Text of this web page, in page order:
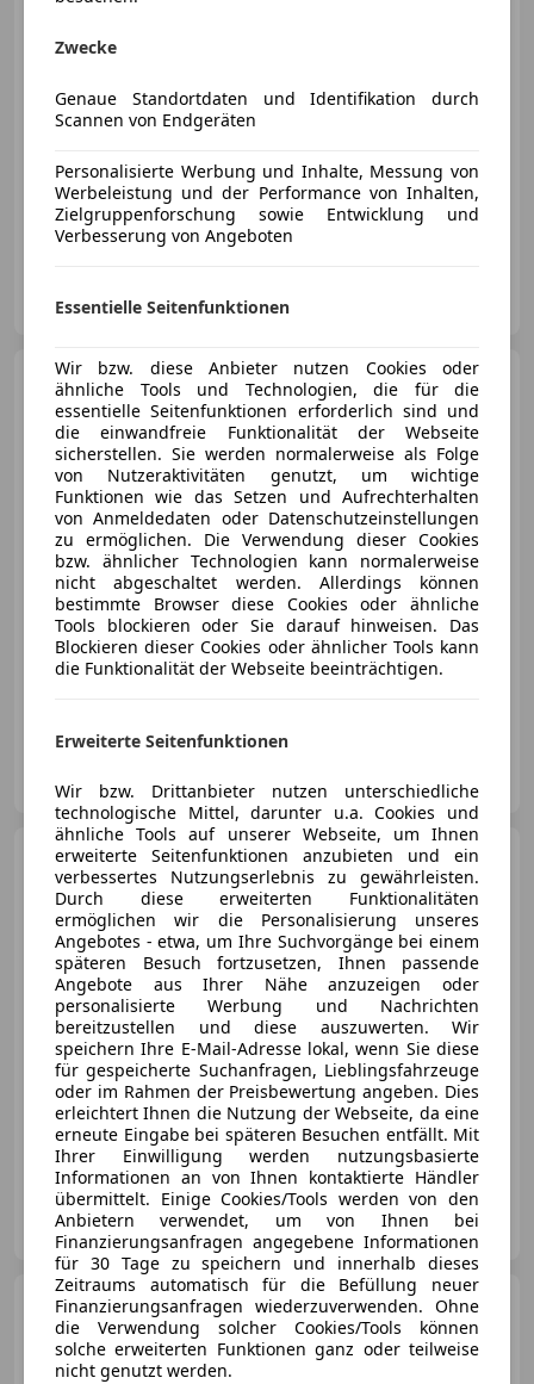
07/2020 46 000 km Benzin 283 kW (385 PS)
AT-2320 Schwechat
Porsche 911GT3 PDK
''KERAMIK*CARBON*LIFT*KREIDE''
€ 239 950
01/2023 8 285 km Benzin
375 kW (510 PS)
AT-4782 St. Florian am Inn
Porsche 911 Carrera T
€ 189 911
03/2026 10 210 km Benzin 290 kW (394 PS)
Porsche Inter Auto GmbH & Co KG
AT-1230 Wien
Porsche 911GT 3 Coupe PDK
*Vollschalensitze*Kamera*Navi*20Zol
Zwecke
Genaue Standortdaten und Identifikation durch
Scannen von Endgeräten
Personalisierte Werbung und Inhalte, Messung von
Werbeleistung und der Performance von Inhalten,
Zielgruppenforschung sowie Entwicklung und
Verbesserung von Angeboten
Essentielle Seitenfunktionen
Wir bzw. diese Anbieter nutzen Cookies oder
ähnliche Tools und Technologien, die für die
essentielle Seitenfunktionen erforderlich sind und
die einwandfreie Funktionalität der Webseite
sicherstellen. Sie werden normalerweise als Folge
von Nutzeraktivitäten genutzt, um wichtige
Funktionen wie das Setzen und Aufrechterhalten
von Anmeldedaten oder Datenschutzeinstellungen
zu ermöglichen. Die Verwendung dieser Cookies
bzw. ähnlicher Technologien kann normalerweise
nicht abgeschaltet werden. Allerdings können
bestimmte Browser diese Cookies oder ähnliche
Tools blockieren oder Sie darauf hinweisen. Das
Blockieren dieser Cookies oder ähnlicher Tools kann
die Funktionalität der Webseite beeinträchtigen.
Erweiterte Seitenfunktionen
Wir bzw. Drittanbieter nutzen unterschiedliche
technologische Mittel, darunter u.a. Cookies und
ähnliche Tools auf unserer Webseite, um Ihnen
erweiterte Seitenfunktionen anzubieten und ein
verbessertes Nutzungserlebnis zu gewährleisten.
Durch diese erweiterten Funktionalitäten
ermöglichen wir die Personalisierung unseres
Angebotes - etwa, um Ihre Suchvorgänge bei einem
späteren Besuch fortzusetzen, Ihnen passende
Angebote aus Ihrer Nähe anzuzeigen oder
personalisierte Werbung und Nachrichten
bereitzustellen und diese auszuwerten. Wir
speichern Ihre E-Mail-Adresse lokal, wenn Sie diese
für gespeicherte Suchanfragen, Lieblingsfahrzeuge
oder im Rahmen der Preisbewertung angeben. Dies
erleichtert Ihnen die Nutzung der Webseite, da eine
erneute Eingabe bei späteren Besuchen entfällt. Mit
Ihrer Einwilligung werden nutzungsbasierte
Informationen an von Ihnen kontaktierte Händler
übermittelt. Einige Cookies/Tools werden von den
Anbietern verwendet, um von Ihnen bei
Finanzierungsanfragen angegebene Informationen
für 30 Tage zu speichern und innerhalb dieses
Zeitraums automatisch für die Befüllung neuer
Finanzierungsanfragen wiederzuverwenden. Ohne
die Verwendung solcher Cookies/Tools können
solche erweiterten Funktionen ganz oder teilweise
nicht genutzt werden.